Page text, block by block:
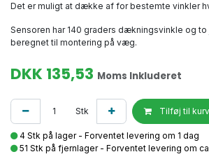
Det er muligt at dække af for bestemte vinkler
Sensoren har 140 graders dækningsvinkle og
beregnet til montering på væg.
DKK135,53 Moms Inkluderet
Stk Tilføj til kurv
4 Stk på lager - Forventet levering om 1 dag
51 Stk på fjernlager - Forventet levering om